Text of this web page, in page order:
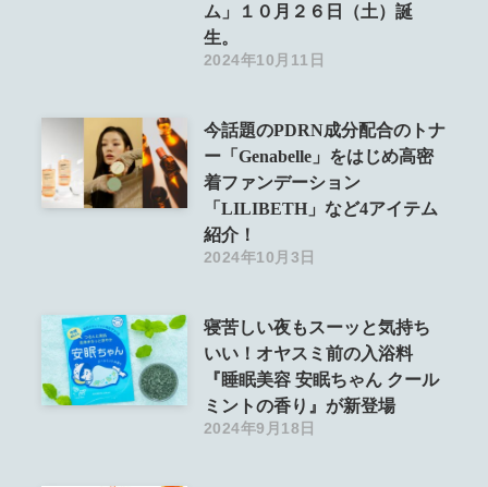
ム」１０月２６日（土）誕
生。
2024年10月11日
今話題のPDRN成分配合のトナ
ー「Genabelle」をはじめ高密
着ファンデーション
「LILIBETH」など4アイテム
紹介！
2024年10月3日
寝苦しい夜もスーッと気持ち
いい！オヤスミ前の入浴料
『睡眠美容 安眠ちゃん クール
ミントの香り』が新登場
2024年9月18日